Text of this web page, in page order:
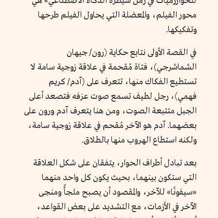
محور الفيلم، والمعضلة التي يحاول الفيلم طرحها
وتفكيكها.
في القصة الأولى نتابع حكاية (رون/ جيهان
الشماشرجي)، فتاة مُقحمة في علاقة زوجية سامة لا
تستطيع الفكاك منها، تتعرف على (آدم/ كريم
فهمي)، رجل لطيف تسمع صوت عزفه فتصعد أعلى
الجبل متتبعة الصوت، ومن هنا يتعرف آدم ورون على
بعضهما. آدم هو الآخر مُقحم في علاقة زوجية سامة،
ولكنه استطاع الهروب منها بالطلاق.
بعد تبادل أطراف الحوار، يتفقان على شكل العلاقة
التي ستكون بينهما، بحيث يكون كل واحد منهما
«سيفونًا» للآخر، والمقصود أن يصبح ملجأً ومنجى
الآخر في الأزمات، مع التشديد على بعض القواعد،